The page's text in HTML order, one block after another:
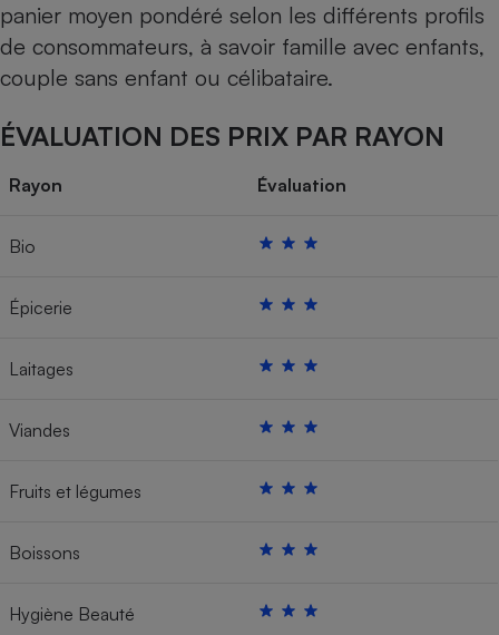
panier moyen pondéré selon les différents profils
de consommateurs, à savoir famille avec enfants,
couple sans enfant ou célibataire.
ÉVALUATION DES PRIX PAR RAYON
Rayon Évaluation
Bio
Épicerie
Laitages
Viandes
Fruits et légumes
Boissons
Hygiène Beauté